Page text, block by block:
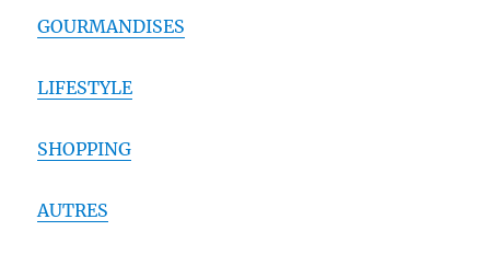
GOURMANDISES
LIFESTYLE
SHOPPING
AUTRES